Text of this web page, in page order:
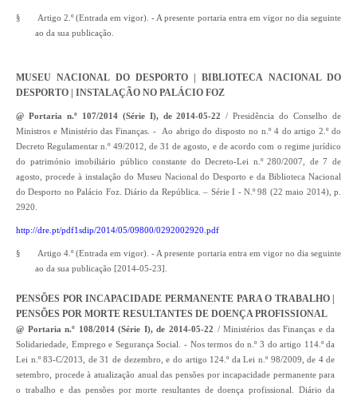
§
Artigo 2.º (Entrada em vigor). - A presente portaria entra em vigor no dia seguinte
ao da sua publicação.
MUSEU NACIONAL DO DESPORTO | BIBLIOTECA NACIONAL DO
DESPORTO | INSTALAÇÃO NO PALÁCIO FOZ
@ Portaria n.º 107/2014 (Série I), de 2014-05-22
/ Presidência do Conselho de
Ministros e Ministério das Finanças. - Ao abrigo do disposto no n.º 4 do artigo 2.º do
Decreto Regulamentar n.º 49/2012, de 31 de agosto, e de acordo com o regime jurídico
do património imobiliário público constante do Decreto-Lei n.º 280/2007, de 7 de
agosto, procede à instalação do Museu Nacional do Desporto e da Biblioteca Nacional
do Desporto no Palácio Foz. Diário da República. – Série I - N.º 98 (22 maio 2014), p.
2920.
http://dre.pt/pdf1sdip/2014/05/09800/0292002920.pdf
§
Artigo 4.º (Entrada em vigor). - A presente portaria entra em vigor no dia seguinte
ao da sua publicação [2014-05-23].
PENSÕES POR INCAPACIDADE PERMANENTE PARA O TRABALHO |
PENSÕES POR MORTE RESULTANTES DE DOENÇA PROFISSIONAL
@ Portaria n.º 108/2014 (Série I), de 2014-05-22 / Ministérios das Finanças e da
Solidariedade, Emprego e Segurança Social. - Nos termos do n.º 3 do artigo 114.º da
Lei n.º 83-C/2013, de 31 de dezembro, e do artigo 124.º da Lei n.º 98/2009, de 4 de
setembro, procede à atualização anual das pensões por incapacidade permanente para
o trabalho e das pensões por morte resultantes de doença profissional. Diário da